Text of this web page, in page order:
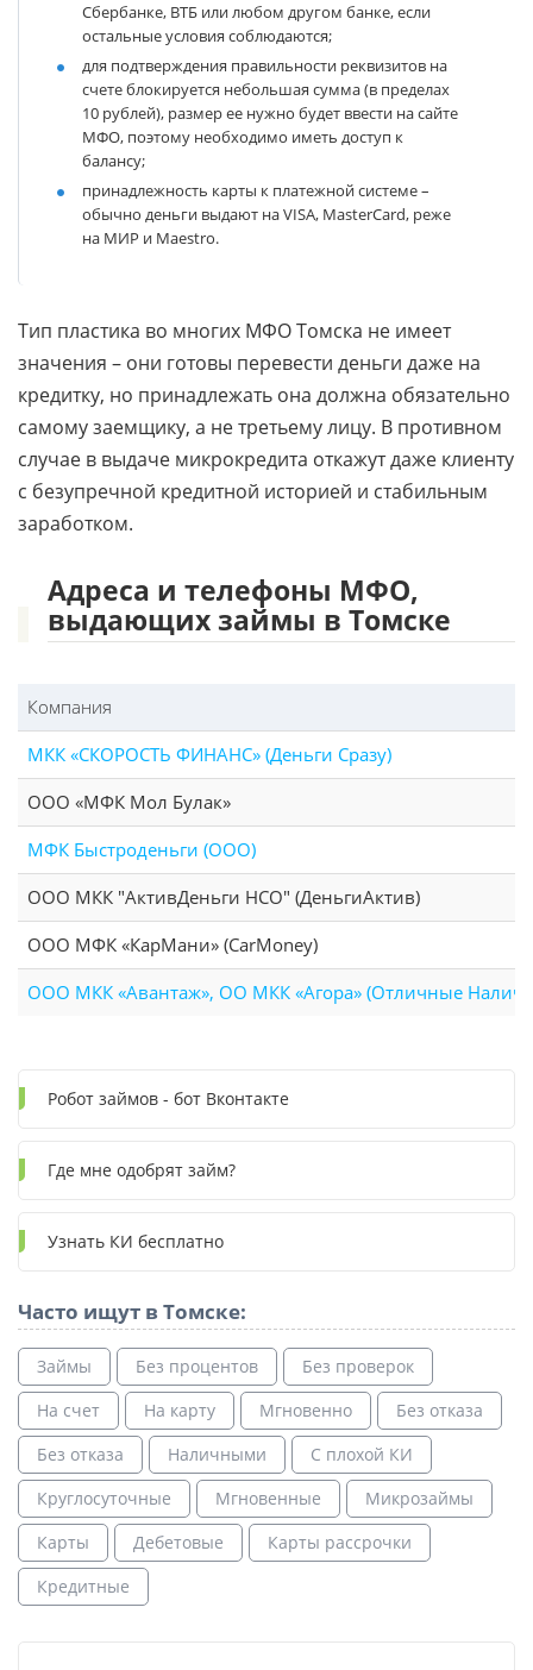
Сбербанке, ВТБ или любом другом банке, если
остальные условия соблюдаются;
для подтверждения правильности реквизитов на
счете блокируется небольшая сумма (в пределах
10 рублей), размер ее нужно будет ввести на сайте
МФО, поэтому необходимо иметь доступ к
балансу;
принадлежность карты к платежной системе –
обычно деньги выдают на VISA, MasterCard, реже
на МИР и Maestro.
Тип пластика во многих МФО Томска не имеет
значения – они готовы перевести деньги даже на
кредитку, но принадлежать она должна обязательно
самому заемщику, а не третьему лицу. В противном
случае в выдаче микрокредита откажут даже клиенту
с безупречной кредитной историей и стабильным
заработком.
Адреса и телефоны МФО,
выдающих займы в Томске
Компания
МКК «СКОРОСТЬ ФИНАНС» (Деньги Сразу)
ООО «МФК Мол Булак»
МФК Быстроденьги (ООО)
ООО МКК "АктивДеньги НСО" (ДеньгиАктив)
ООО МФК «КарМани» (CarMoney)
ООО МКК «Авантаж», ОО МКК «Агора» (Отличные
Робот займов - бот Вконтакте
Где мне одобрят займ?
Узнать КИ бесплатно
Часто ищут в Томске:
Займы Без процентов
Без проверок
На счет
На карту Мгновенно
Без отказа
Без отказа
Наличными
С плохой КИ
Круглосуточные
Мгновенные
Микрозаймы
Карты
Дебетовые
Карты рассрочки
Кредитные